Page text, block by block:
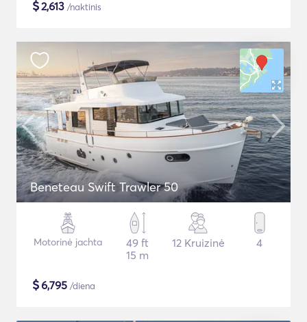
$2,613 /naktinis
Beneteau Swift Trawler 50
Motorinė jachta
49 ft
15 m
12 Kruizinė 4
$6,795 /diena